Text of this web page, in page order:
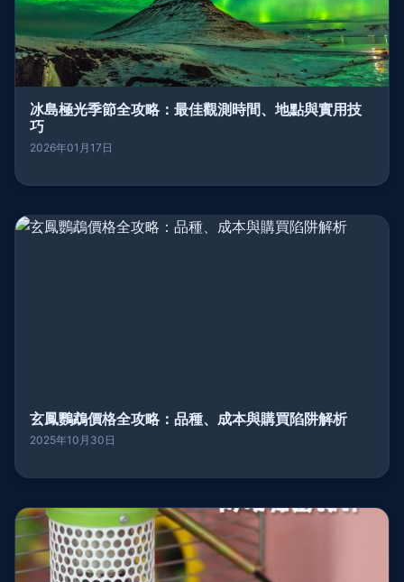
冰島極光季節全攻略：最佳觀測時間、地點與實用技
巧
2026年01月17日
玄鳳鸚鵡價格全攻略：品種、成本與購買陷阱解析
2025年10月30日